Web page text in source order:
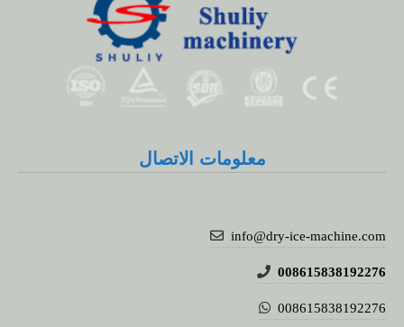
معلومات الاتصال
info@dry-ice-machine.com
008615838192276
008615838192276